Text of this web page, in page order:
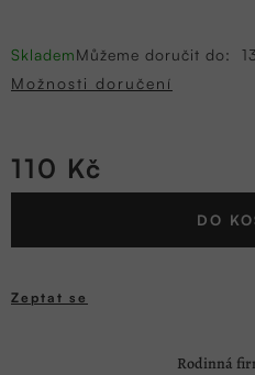
SklademMůžeme doručit do:
Možnosti doručení
110 Kč
Měrná
DO
Zeptat se
Rodinná